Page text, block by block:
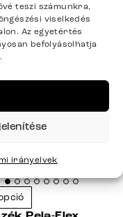
teszi számunkra,
viselkedés
Az egyetértés
befolyásolhatja
irányelvek